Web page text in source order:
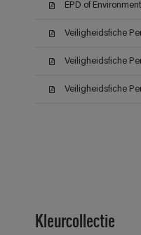
EPD of
Veiligheidsfiche
Veiligheidsfiche
Veiligheidsfiche
Kleurcollectie